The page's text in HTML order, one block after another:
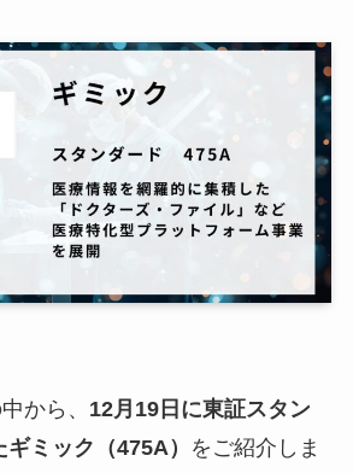
から、 12月19日に東証スタン
ミック（475A）
をご紹介しま